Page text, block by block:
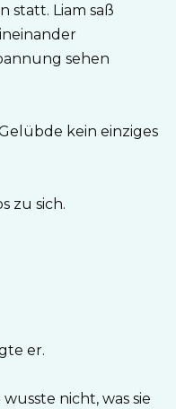
statt. Liam saß
sehen
kein einziges
zu sich.
er.
nicht, was sie